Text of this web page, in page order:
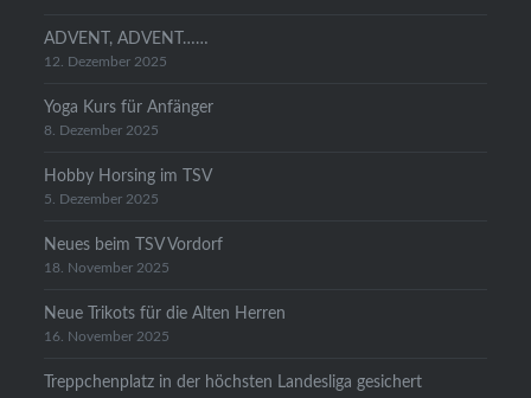
ADVENT, ADVENT……
12. Dezember 2025
Yoga Kurs für Anfänger
8. Dezember 2025
Hobby Horsing im TSV
5. Dezember 2025
Neues beim TSV Vordorf
18. November 2025
Neue Trikots für die Alten Herren
16. November 2025
Treppchenplatz in der höchsten Landesliga gesichert